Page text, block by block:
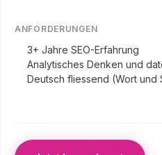
ANFORDERUNGEN
3+ Jahre SEO-Erfahrung
Analytisches Denken und
Deutsch fliessend (Wort und